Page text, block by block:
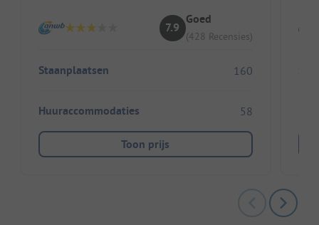
7.9
Goed
(428 Recensies)
Staanplaatsen 160
Huuraccommodaties 58
Toon prijs